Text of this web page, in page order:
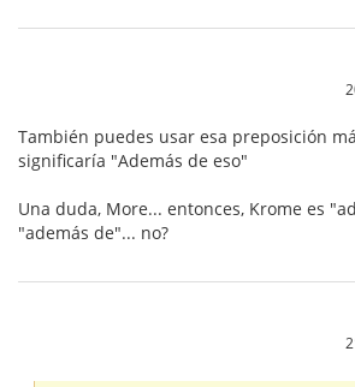
También puedes usar esa preposición
significaría "Además de eso"
Una duda, More... entonces, Krome es
"además de"... no?